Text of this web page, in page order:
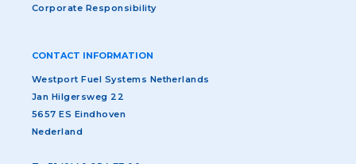
Corporate Responsibility
CONTACT INFORMATION
Westport Fuel Systems Netherlands
Jan Hilgersweg 22
5657 ES Eindhoven
Nederland